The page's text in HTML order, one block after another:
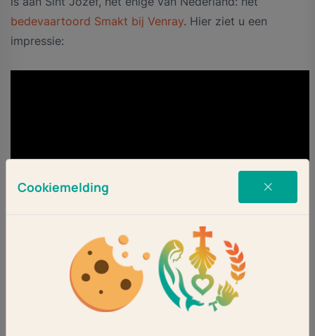
Cookiemelding
bedevaartoord Smakt bij Venray. Hier ziet u een
impressie: